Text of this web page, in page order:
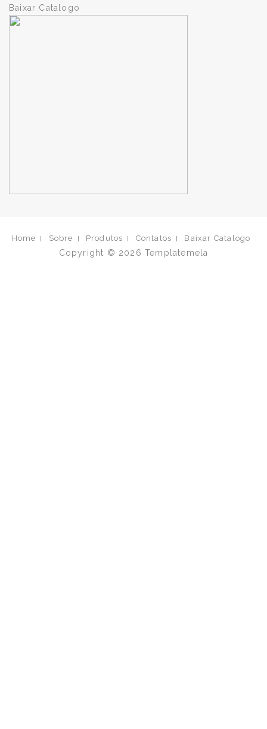
Baixar Catalogo
Home Sobre Produtos Contatos Baixar Catalogo
Copyright © 2026 Templatemela